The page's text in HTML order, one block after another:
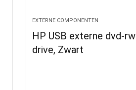
EXTERNE COMPONENTEN
HP USB externe dvd-rw
drive, Zwart